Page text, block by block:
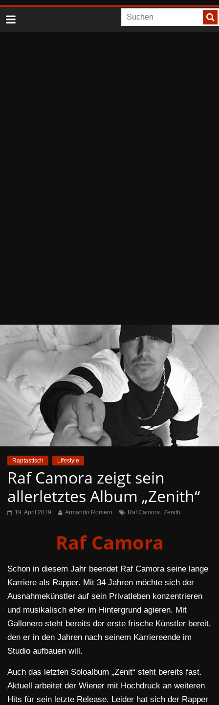
Raptastisch Lifestyle
Raf Camora zeigt sein
allerletztes Album „Zenith“
19. April 2019 Armando Romero Raf Camora, Zenith
Raf Camora
Schon in diesem Jahr beendet Raf Camora seine lange
Karriere als Rapper. Mit 34 Jahren möchte sich der
Ausnahmekünstler auf sein Privatleben konzentrieren
und musikalisch eher im Hintergrund agieren. Mit
Gallonero steht bereits der erste frische Künstler bereit,
den er in den Jahren nach seinem Karriereende im
Studio aufbauen will.
Auch das letzten Soloalbum „Zenit“ steht bereits fast.
Aktuell arbeitet der Wiener mit Hochdruck an weiteren
Hits für sein letzte Release. Leider hat sich der Rapper